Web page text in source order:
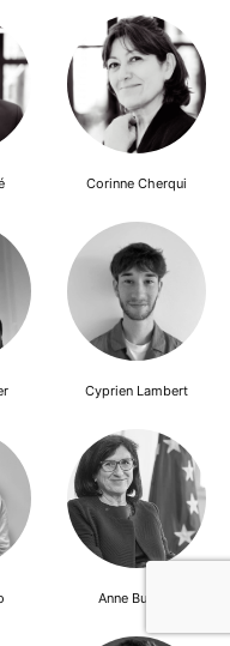
Corinne Cherqui
Cyprien Lambert
Anne Bucher